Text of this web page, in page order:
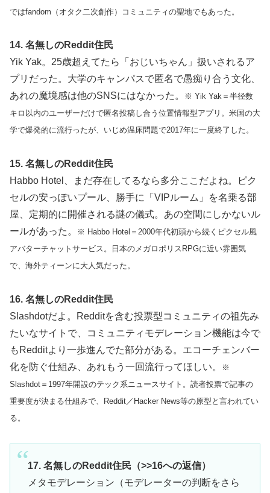
ではfandom（オタク二次創作）コミュニティの聖地でもあった。
14. 名無しのReddit住民
Yik Yak。25歳超えてたら「おじいちゃん」扱いされるア
プリだった。大学のキャンパスで匿名で愚痴り合う文化、
あれの魔境感は他のSNSにはなかった。
※ Yik Yak＝半径数
キロ以内のユーザーだけで匿名投稿し合う位置情報型アプリ。米国の大
学で爆発的に流行ったが、いじめ温床問題で2017年に一度終了した。
15. 名無しのReddit住民
Habbo Hotel、まだ存在してるなら多分ここだよね。ピク
セルの安っぽいプール、勝手に「VIPルーム」を名乗る部
屋、定期的に開催される謎の儀式。あの空間にしかないル
ールがあった。
※ Habbo Hotel＝2000年代初頭から続くピクセル風
アバターチャットサービス。日本のメガロポリスRPGに近い雰囲気
で、海外ティーンに大人気だった。
16. 名無しのReddit住民
Slashdotだよ。Redditを含む投票型コミュニティの祖先み
たいなサイトで、コミュニティモデレーション機能は今で
もRedditより一歩進んでた部分がある。エコーチェンバー
化を防ぐ仕組み、あれもう一回流行ってほしい。
※
Slashdot＝1997年開設のテック系ニュースサイト。読者投票で記事の
重要度が決まる仕組みで、Reddit／Hacker News等の原型と言われてい
る。
17. 名無しのReddit住民（>>16への返信）
メタモデレーション（モデレーターの判断をさら